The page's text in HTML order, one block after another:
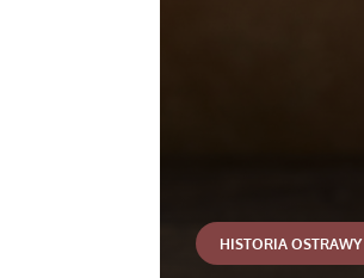
HISTORIA OSTRAWY